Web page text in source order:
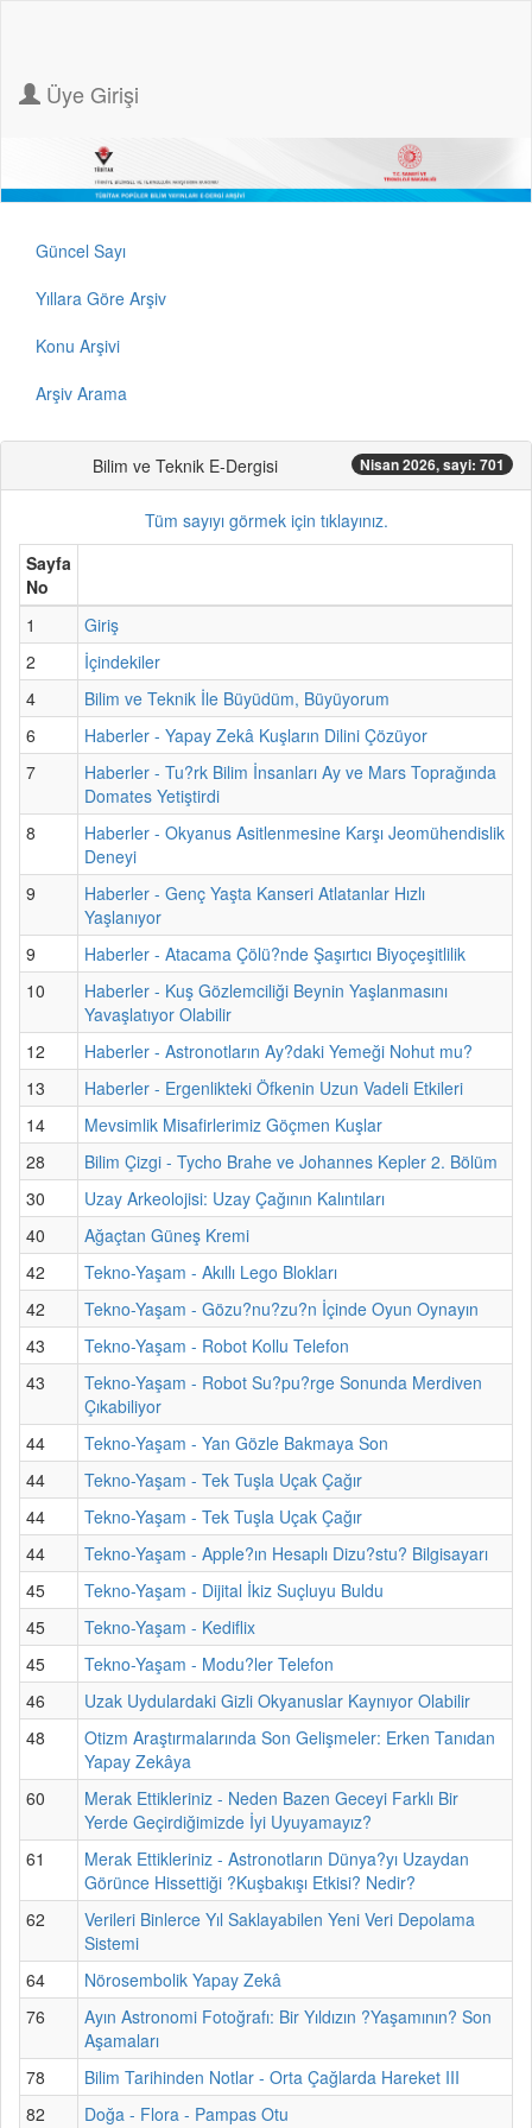
Üye Girişi
Güncel Sayı
Yıllara Göre Arşiv
Konu Arşivi
Arşiv Arama
Bilim ve Teknik E-Dergisi Nisan 2026, sayi: 701
Tüm sayıyı görmek için tıklayınız.
Sayfa
No
1
Giriş
2
İçindekiler
4
Bilim ve Teknik İle Büyüdüm, Büyüyorum
6
Haberler - Yapay Zekâ Kuşların Dilini Çözüyor
7
Haberler - Tu?rk Bilim İnsanları Ay ve Mars Toprağında
Domates Yetiştirdi
8
Haberler - Okyanus Asitlenmesine Karşı Jeomühendislik
Deneyi
9
Haberler - Genç Yaşta Kanseri Atlatanlar Hızlı
Yaşlanıyor
9
Haberler - Atacama Çölü?nde Şaşırtıcı Biyoçeşitlilik
10
Haberler - Kuş Gözlemciliği Beynin Yaşlanmasını
Yavaşlatıyor Olabilir
12
Haberler - Astronotların Ay?daki Yemeği Nohut mu?
13
Haberler - Ergenlikteki Öfkenin Uzun Vadeli Etkileri
14
Mevsimlik Misafirlerimiz Göçmen Kuşlar
28
Bilim Çizgi - Tycho Brahe ve Johannes Kepler 2. Bölüm
30
Uzay Arkeolojisi: Uzay Çağının Kalıntıları
40
Ağaçtan Güneş Kremi
42
Tekno-Yaşam - Akıllı Lego Blokları
42
Tekno-Yaşam - Gözu?nu?zu?n İçinde Oyun Oynayın
43
Tekno-Yaşam - Robot Kollu Telefon
43
Tekno-Yaşam - Robot Su?pu?rge Sonunda Merdiven
Çıkabiliyor
44
Tekno-Yaşam - Yan Gözle Bakmaya Son
44
Tekno-Yaşam - Tek Tuşla Uçak Çağır
44
Tekno-Yaşam - Tek Tuşla Uçak Çağır
44
Tekno-Yaşam - Apple?ın Hesaplı Dizu?stu? Bilgisayarı
45
Tekno-Yaşam - Dijital İkiz Suçluyu Buldu
45
Tekno-Yaşam - Kediflix
45
Tekno-Yaşam - Modu?ler Telefon
46
Uzak Uydulardaki Gizli Okyanuslar Kaynıyor Olabilir
48
Otizm Araştırmalarında Son Gelişmeler: Erken Tanıdan
Yapay Zekâya
60
Merak Ettikleriniz - Neden Bazen Geceyi Farklı Bir
Yerde Geçirdiğimizde İyi Uyuyamayız?
61
Merak Ettikleriniz - Astronotların Dünya?yı Uzaydan
Görünce Hissettiği ?Kuşbakışı Etkisi? Nedir?
62
Verileri Binlerce Yıl Saklayabilen Yeni Veri Depolama
Sistemi
64
Nörosembolik Yapay Zekâ
76
Ayın Astronomi Fotoğrafı: Bir Yıldızın ?Yaşamının? Son
Aşamaları
78
Bilim Tarihinden Notlar - Orta Çağlarda Hareket III
82
Doğa - Flora - Pampas Otu